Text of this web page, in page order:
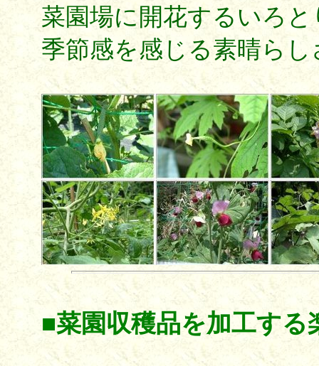
菜園場に開花するいろ
季節感を感じる素晴らし
■菜園収穫品を加工する